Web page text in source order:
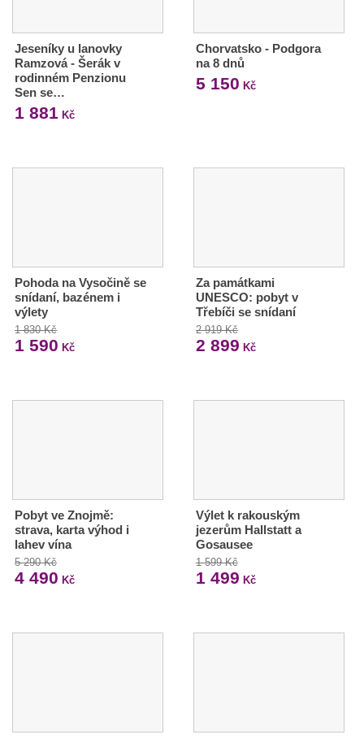
Jeseníky u lanovky
Ramzová - Šerák v
rodinném Penzionu
Sen se…
1 881 Kč
Chorvatsko - Podgora
na 8 dnů
5 150 Kč
Pohoda na Vysočině se
snídaní, bazénem i
výlety
1 830 Kč
1 590 Kč
Za památkami
UNESCO: pobyt v
Třebíči se snídaní
2 919 Kč
2 899 Kč
Pobyt ve Znojmě:
strava, karta výhod i
lahev vína
5 290 Kč
4 490 Kč
Výlet k rakouským
jezerům Hallstatt a
Gosausee
1 599 Kč
1 499 Kč